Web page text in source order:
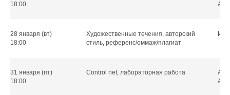
18:00
28 января (вт)
18:00
Художественные течения, авторский
стиль, референс/оммаж/плагиат
31 января (пт)
18:00
Control net, лабораторная работа